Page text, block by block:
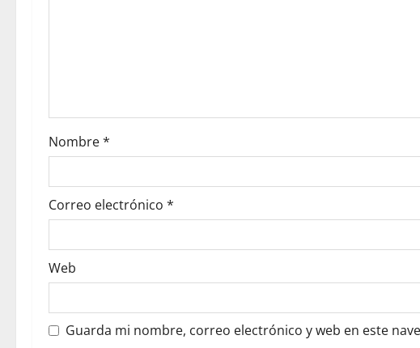
Nombre*
Correo electrónico *
Web
Guarda mi nombre, correo electrónico y web en este